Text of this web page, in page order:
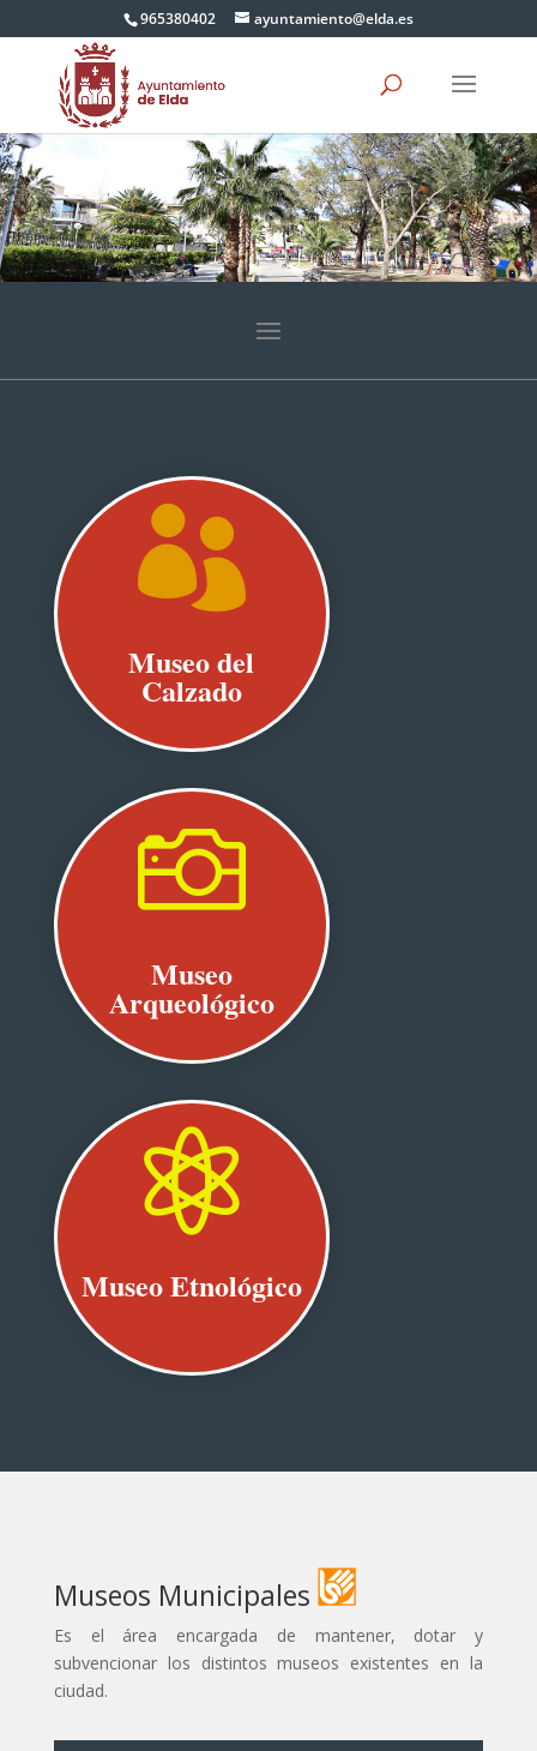
965380402 ayuntamiento@elda.es

Museo del
Calzado

Museo
Arqueológico

Museo Etnológico
Museos Municipales
Es el área encargada de mantener, dotar y
subvencionar los distintos museos existentes en la
ciudad.